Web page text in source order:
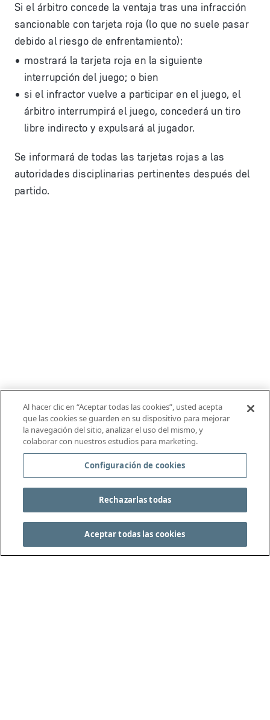
Si el árbitro concede la ventaja tras una infracción
sancionable con tarjeta roja (lo que no suele pasar
debido al riesgo de enfrentamiento):
mostrará la tarjeta roja en la siguiente
interrupción del juego; o bien
si el infractor vuelve a participar en el juego, el
árbitro interrumpirá el juego, concederá un tiro
libre indirecto y expulsará al jugador.
Se informará de todas las tarjetas rojas a las
autoridades disciplinarias pertinentes después del
partido.
Al hacer clic en “Aceptar todas las cookies”, usted acepta
que las cookies se guarden en su dispositivo para mejorar
la navegación del sitio, analizar el uso del mismo, y
colaborar con nuestros estudios para marketing.
Configuración de cookies
Rechazarlas todas
Aceptar todas las cookies